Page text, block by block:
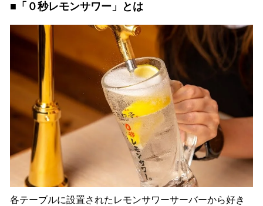
■「０秒レモンサワー」とは
各テーブルに設置されたレモンサワーサーバーから好き